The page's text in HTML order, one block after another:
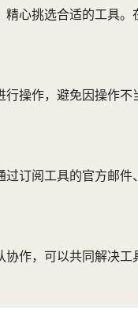
心挑选合适的工具
操作，避免因操作
订阅工具的官方邮
作，可以共同解决